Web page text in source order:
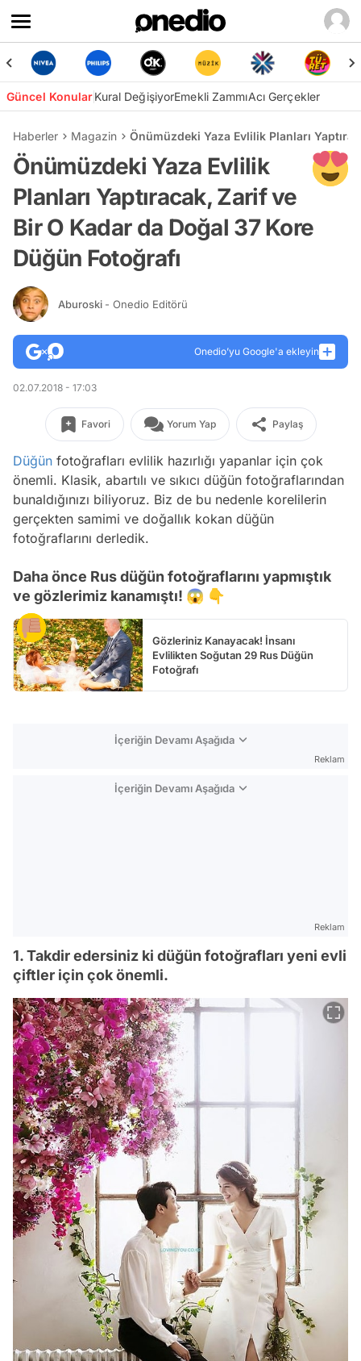
Güncel KonularKural DeğişiyorEmekli ZammıAcı Gerçekler
Haberler Magazin Önümüzdeki Yaza Evlilik Planları
Önümüzdeki Yaza Evlilik
Planları Yaptıracak, Zarif ve
Bir O Kadar da Doğal 37 Kore
Düğün Fotoğrafı
Aburoski - Onedio Editörü
Onedio’yu Google'a ekleyin
02.07.2018 - 17:03
Favori Yorum Yap Paylaş
Düğün fotoğrafları evlilik hazırlığı yapanlar için çok
önemli. Klasik, abartılı ve sıkıcı düğün fotoğraflarından
bunaldığınızı biliyoruz. Biz de bu nedenle korelilerin
gerçekten samimi ve doğallık kokan düğün
fotoğraflarını derledik.
Daha önce Rus düğün fotoğraflarını yapmıştık
ve gözlerimiz kanamıştı! 😱 👇
Gözleriniz Kanayacak! İnsanı
Evlilikten Soğutan 29 Rus Düğün
Fotoğrafı
İçeriğin Devamı Aşağıda
Reklam
İçeriğin Devamı Aşağıda
Reklam
1. Takdir edersiniz ki düğün fotoğrafları yeni evli
çiftler için çok önemli.